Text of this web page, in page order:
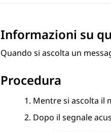
Informazioni su
Quando si ascolta un
Procedura
Mentre si ascolta il
Dopo il segnale